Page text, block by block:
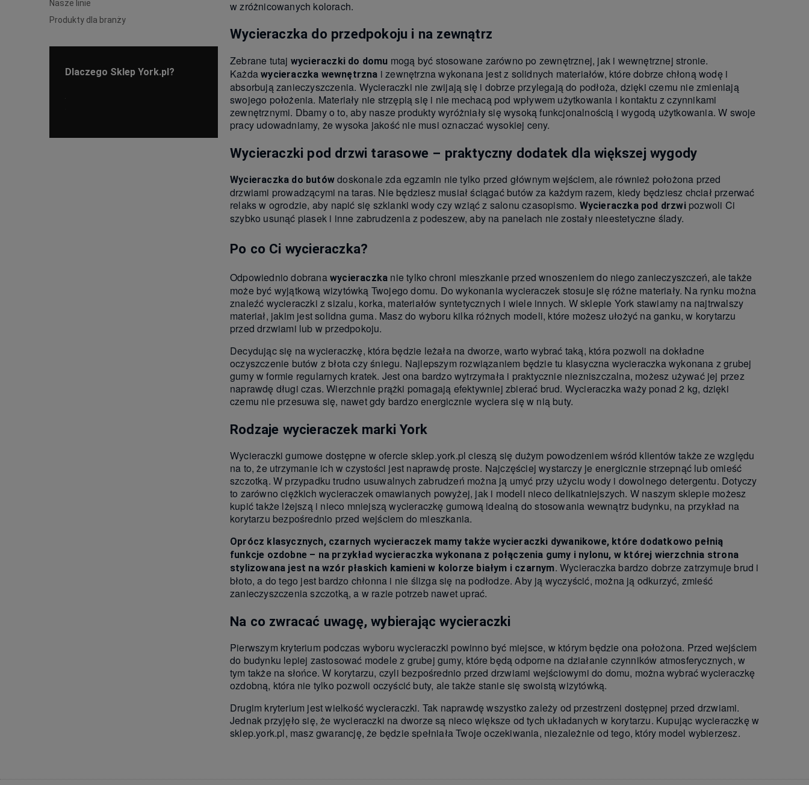
Nasze linie
Produkty dla branży
Dlaczego Sklep York.pl?
w zróżnicowanych kolorach.
Wycieraczka do przedpokoju i na zewnątrz
Zebrane tutaj wycieraczki do domu mogą być stosowane zarówno po zewnętrznej, jak i wewnętrznej stronie.
Każdawycieraczka wewnętrzna i zewnętrzna wykonana jest z solidnych materiałów, które dobrze chłoną wodę i
absorbują zanieczyszczenia. Wycieraczki nie zwijają się i dobrze przylegają do podłoża, dzięki czemu nie zmieniają
swojego położenia. Materiały nie strzępią się i nie mechacą pod wpływem użytkowania i kontaktu z czynnikami
zewnętrznymi. Dbamy o to, aby nasze produkty wyróżniały się wysoką funkcjonalnością i wygodą użytkowania. W swoje
pracy udowadniamy, że wysoka jakość nie musi oznaczać wysokiej ceny.
Wycieraczki pod drzwi tarasowe – praktyczny dodatek dla większej wygody
Wycieraczka do butówdoskonale zda egzamin nie tylko przed głównym wejściem, ale również położona przed
drzwiami prowadzącymi na taras. Nie będziesz musiał ściągać butów za każdym razem, kiedy będziesz chciał przerwać
relaks w ogrodzie, aby napić się szklanki wody czy wziąć z salonu czasopismo. Wycieraczka pod drzwipozwoli Ci
szybko usunąć piasek i inne zabrudzenia z podeszew, aby na panelach nie zostały nieestetyczne ślady.
Po co Ci wycieraczka?
Odpowiednio dobrana wycieraczka nie tylko chroni mieszkanie przed wnoszeniem do niego zanieczyszczeń, ale także
może być wyjątkową wizytówką Twojego domu. Do wykonania wycieraczek stosuje się różne materiały. Na rynku można
znaleźć wycieraczki z sizalu, korka, materiałów syntetycznych i wiele innych. W sklepie York stawiamy na najtrwalszy
materiał, jakim jest solidna guma. Masz do wyboru kilka różnych modeli, które możesz ułożyć na ganku, w korytarzu
przed drzwiami lub w przedpokoju.
Decydując się na wycieraczkę, która będzie leżała na dworze, warto wybrać taką, która pozwoli na dokładne
oczyszczenie butów z błota czy śniegu. Najlepszym rozwiązaniem będzie tu klasyczna wycieraczka wykonana z grubej
gumy w formie regularnych kratek. Jest ona bardzo wytrzymała i praktycznie niezniszczalna, możesz używać jej przez
naprawdę długi czas. Wierzchnie prążki pomagają efektywniej zbierać brud. Wycieraczka waży ponad 2 kg, dzięki
czemu nie przesuwa się, nawet gdy bardzo energicznie wyciera się w nią buty.
Rodzaje wycieraczek marki York
Wycieraczki gumowe dostępne w ofercie sklep.york.pl cieszą się dużym powodzeniem wśród klientów także ze względu
na to, że utrzymanie ich w czystości jest naprawdę proste. Najczęściej wystarczy je energicznie strzepnąć lub omieść
szczotką. W przypadku trudno usuwalnych zabrudzeń można ją umyć przy użyciu wody i dowolnego detergentu. Dotyczy
to zarówno ciężkich wycieraczek omawianych powyżej, jak i modeli nieco delikatniejszych. W naszym sklepie możesz
kupić także lżejszą i nieco mniejszą wycieraczkę gumową idealną do stosowania wewnątrz budynku, na przykład na
korytarzu bezpośrednio przed wejściem do mieszkania.
Oprócz klasycznych, czarnych wycieraczek mamy także wycieraczki dywanikowe, które dodatkowo pełnią
funkcje ozdobne – na przykład wycieraczka wykonana z połączenia gumy i nylonu, w której wierzchnia strona
stylizowana jest na wzór płaskich kamieni w kolorze białym i czarnym. Wycieraczka bardzo dobrze zatrzymuje brud i
błoto, a do tego jest bardzo chłonna i nie ślizga się na podłodze. Aby ją wyczyścić, można ją odkurzyć, zmieść
zanieczyszczenia szczotką, a w razie potrzeb nawet uprać.
Na co zwracać uwagę, wybierając wycieraczki
Pierwszym kryterium podczas wyboru wycieraczki powinno być miejsce, w którym będzie ona położona. Przed wejściem
do budynku lepiej zastosować modele z grubej gumy, które będą odporne na działanie czynników atmosferycznych, w
tym także na słońce. W korytarzu, czyli bezpośrednio przed drzwiami wejściowymi do domu, można wybrać wycieraczkę
ozdobną, która nie tylko pozwoli oczyścić buty, ale także stanie się swoistą wizytówką.
Drugim kryterium jest wielkość wycieraczki. Tak naprawdę wszystko zależy od przestrzeni dostępnej przed drzwiami.
Jednak przyjęło się, że wycieraczki na dworze są nieco większe od tych układanych w korytarzu. Kupując wycieraczkę w
sklep.york.pl, masz gwarancję, że będzie spełniała Twoje oczekiwania, niezależnie od tego, który model wybierzesz.